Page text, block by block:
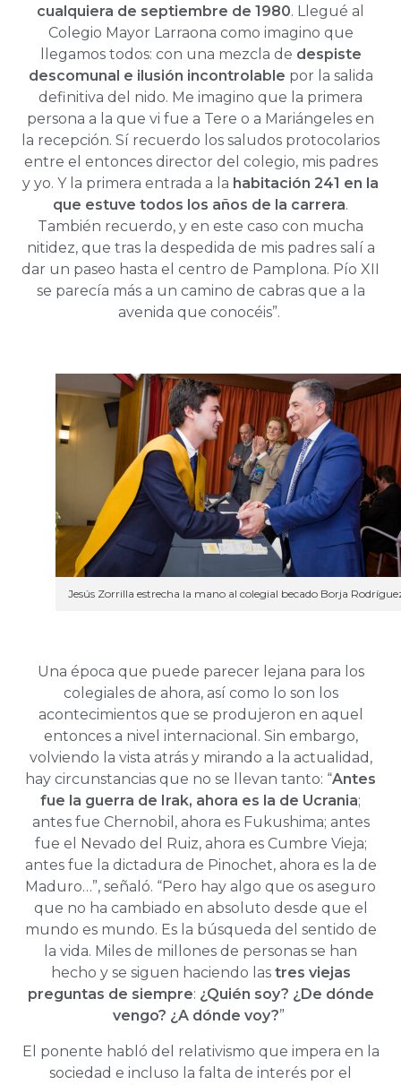
cualquiera de septiembre de 1980. Llegué al
Colegio Mayor Larraona como imagino que
llegamos todos: con una mezcla de despiste
descomunal e ilusión incontrolable por la salida
definitiva del nido. Me imagino que la primera
persona a la que vi fue a Tere o a Mariángeles en
la recepción. Sí recuerdo los saludos protocolarios
entre el entonces director del colegio, mis padres
y yo. Y la primera entrada a la habitación 241 en la
que estuve todos los años de la carrera.
También recuerdo, y en este caso con mucha
nitidez, que tras la despedida de mis padres salí a
dar un paseo hasta el centro de Pamplona. Pío XII
se parecía más a un camino de cabras que a la
avenida que conocéis”.
Jesús Zorrilla estrecha la mano al colegial becado Borja
Una época que puede parecer lejana para los
colegiales de ahora, así como lo son los
acontecimientos que se produjeron en aquel
entonces a nivel internacional. Sin embargo,
volviendo la vista atrás y mirando a la actualidad,
hay circunstancias que no se llevan tanto: “Antes
fue la guerra de Irak, ahora es la de Ucrania;
antes fue Chernobil, ahora es Fukushima; antes
fue el Nevado del Ruiz, ahora es Cumbre Vieja;
antes fue la dictadura de Pinochet, ahora es la de
Maduro…”, señaló. “Pero hay algo que os aseguro
que no ha cambiado en absoluto desde que el
mundo es mundo. Es la búsqueda del sentido de
la vida. Miles de millones de personas se han
hecho y se siguen haciendo las tres viejas
preguntas de siempre: ¿Quién soy? ¿De dónde
vengo? ¿A dónde voy?”
El ponente habló del relativismo que impera en la
sociedad e incluso la falta de interés por el